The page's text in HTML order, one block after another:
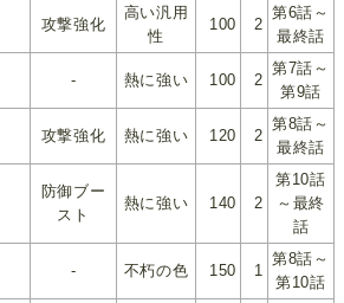
攻撃強化
高い汎用
性
100 2
第6話～
最終話
- 熱に強い 100 2
第7話～
第9話
攻撃強化 熱に強い 120 2
第8話～
最終話
防御ブー
スト
熱に強い 140 2
第10話
～最終
話
- 不朽の色 150 1
第8話～
第10話